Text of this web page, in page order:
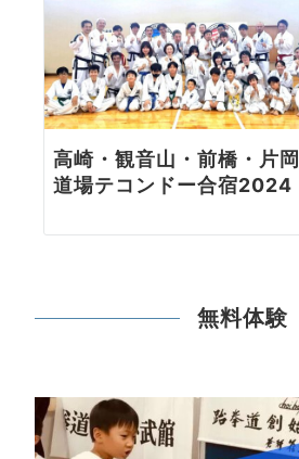
高崎・観音山・前橋・片岡
道場テコンドー合宿2024
無料体験